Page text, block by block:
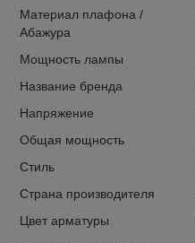
Материал плафона /
Абажура
Мощность лампы
Название бренда
Напряжение
Общая мощность
Стиль
Страна производителя
Цвет арматуры